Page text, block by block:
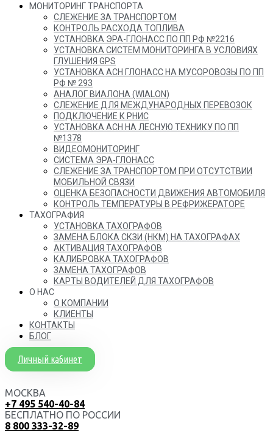
МОНИТОРИНГ ТРАНСПОРТА
СЛЕЖЕНИЕ ЗА ТРАНСПОРТОМ
КОНТРОЛЬ РАСХОДА ТОПЛИВА
УСТАНОВКА ЭРА-ГЛОНАСС ПО ПП РФ №2216
УСТАНОВКА СИСТЕМ МОНИТОРИНГА В УСЛОВИЯХ
ГЛУШЕНИЯ GPS
УСТАНОВКА АСН ГЛОНАСС НА МУСОРОВОЗЫ ПО ПП
РФ № 293
АНАЛОГ ВИАЛОНА (WIALON)
СЛЕЖЕНИЕ ДЛЯ МЕЖДУНАРОДНЫХ ПЕРЕВОЗОК
ПОДКЛЮЧЕНИЕ К РНИС
УСТАНОВКА АСН НА ЛЕСНУЮ ТЕХНИКУ ПО ПП
№1378
ВИДЕОМОНИТОРИНГ
СИСТЕМА ЭРА-ГЛОНАСС
СЛЕЖЕНИЕ ЗА ТРАНСПОРТОМ ПРИ ОТСУТСТВИИ
МОБИЛЬНОЙ СВЯЗИ
ОЦЕНКА БЕЗОПАСНОСТИ ДВИЖЕНИЯ АВТОМОБИЛЯ
КОНТРОЛЬ ТЕМПЕРАТУРЫ В РЕФРИЖЕРАТОРЕ
ТАХОГРАФИЯ
УСТАНОВКА ТАХОГРАФОВ
ЗАМЕНА БЛОКА СКЗИ (НКМ) НА ТАХОГРАФАХ
АКТИВАЦИЯ ТАХОГРАФОВ
КАЛИБРОВКА ТАХОГРАФОВ
ЗАМЕНА ТАХОГРАФОВ
КАРТЫ ВОДИТЕЛЕЙ ДЛЯ ТАХОГРАФОВ
О НАС
О КОМПАНИИ
КЛИЕНТЫ
КОНТАКТЫ
БЛОГ
Личный кабинет
МОСКВА
+7 495 540-40-84
БЕСПЛАТНО ПО РОССИИ
8 800 333-32-89